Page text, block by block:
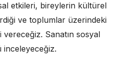
etkileri, bireylerin kültürel
ve toplumlar üzerindeki
vereceğiz. Sanatın sosyal
inceleyeceğiz.